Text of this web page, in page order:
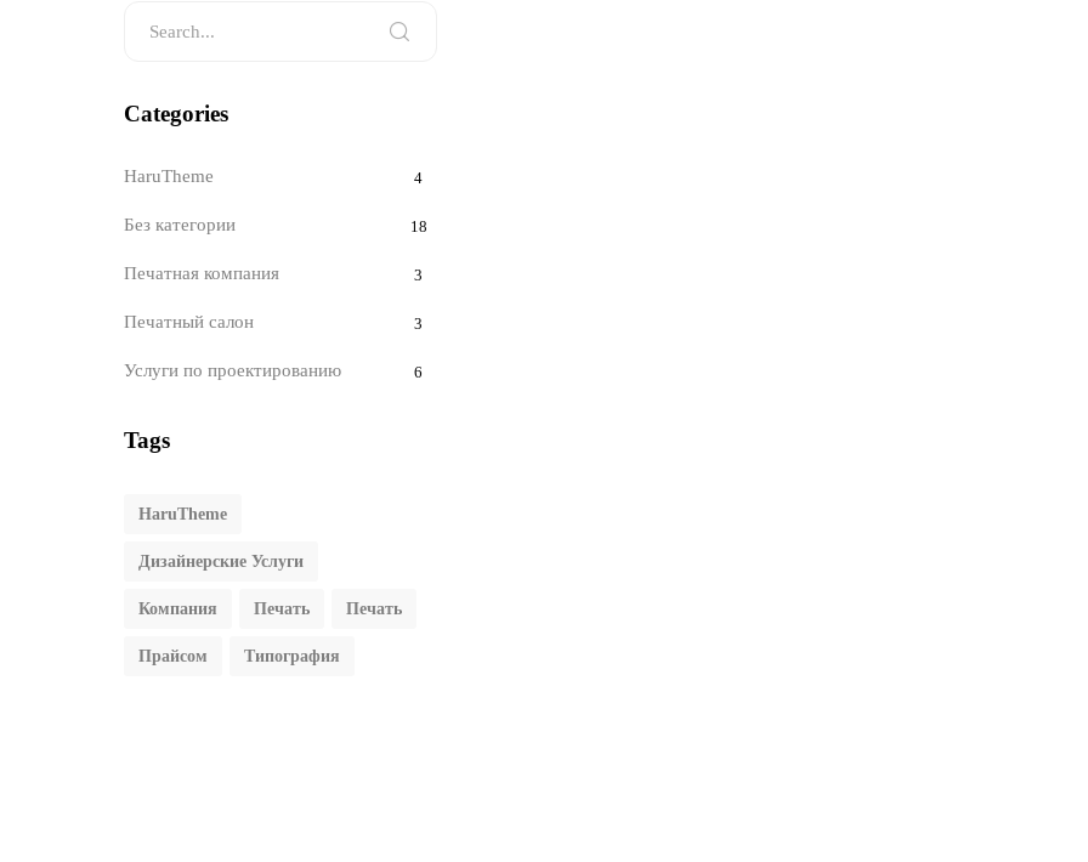
Categories
HaruTheme 4
Без категории 18
Печатная компания 3
Печатный салон 3
Услуги по проектированию 6
Tags
HaruTheme
Дизайнерские Услуги
Компания Печать Печать
Прайсом Типография